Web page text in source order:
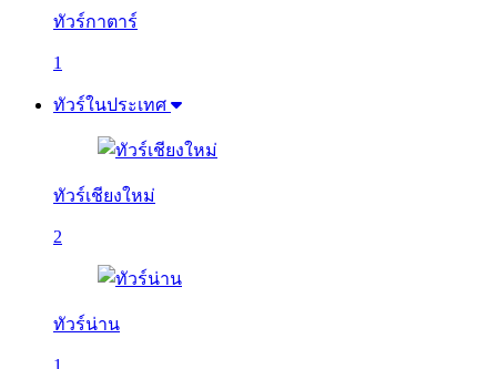
ทัวร์กาตาร์
1
ทัวร์ในประเทศ
ทัวร์เชียงใหม่
2
ทัวร์น่าน
1